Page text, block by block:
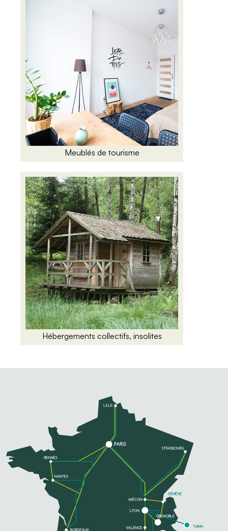
Meublés de tourisme
Hébergements collectifs, insolites